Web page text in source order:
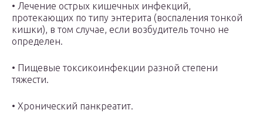
• Лечение острых кишечных инфекций,
протекающих по типу энтерита (воспаления тонкой
кишки), в том случае, если возбудитель точно не
определен.
• Пищевые токсикоинфекции разной степени
тяжести.
• Хронический панкреатит.